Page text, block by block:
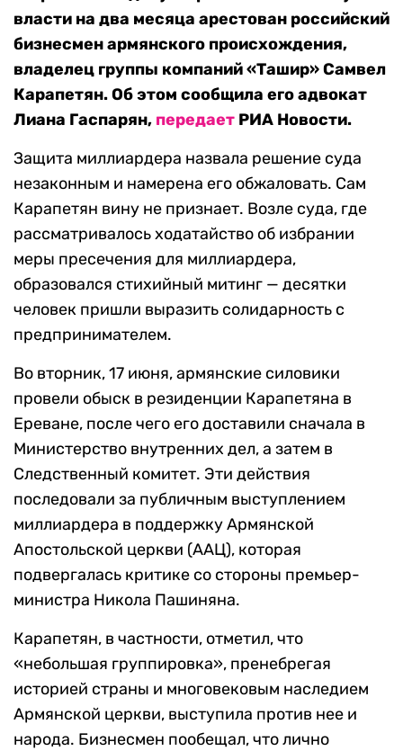
власти на два месяца арестован российский
бизнесмен армянского происхождения,
владелец группы компаний «Ташир» Самвел
Карапетян. Об этом сообщила его адвокат
Лиана Гаспарян, передает РИА Новости.
Защита миллиардера назвала решение суда
незаконным и намерена его обжаловать. Сам
Карапетян вину не признает. Возле суда, где
рассматривалось ходатайство об избрании
меры пресечения для миллиардера,
образовался стихийный митинг — десятки
человек пришли выразить солидарность с
предпринимателем.
Во вторник, 17 июня, армянские силовики
провели обыск в резиденции Карапетяна в
Ереване, после чего его доставили сначала в
Министерство внутренних дел, а затем в
Следственный комитет. Эти действия
последовали за публичным выступлением
миллиардера в поддержку Армянской
Апостольской церкви (ААЦ), которая
подвергалась критике со стороны премьер-
министра Никола Пашиняна.
Карапетян, в частности, отметил, что
«небольшая группировка», пренебрегая
историей страны и многовековым наследием
Армянской церкви, выступила против нее и
народа. Бизнесмен пообещал, что лично